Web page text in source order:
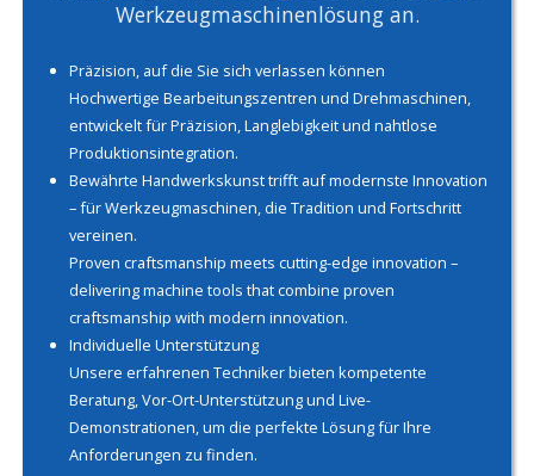
Werkzeugmaschinenlösung an.
Präzision, auf die Sie sich verlassen können
Hochwertige Bearbeitungszentren und Drehmaschinen,
entwickelt für Präzision, Langlebigkeit und nahtlose
Produktionsintegration.
Bewährte Handwerkskunst trifft auf modernste Innovation
– für Werkzeugmaschinen, die Tradition und Fortschritt
vereinen.
Proven craftsmanship meets cutting-edge innovation –
delivering machine tools that combine proven
craftsmanship with modern innovation.
Individuelle Unterstützung
Unsere erfahrenen Techniker bieten kompetente
Beratung, Vor-Ort-Unterstützung und Live-
Demonstrationen, um die perfekte Lösung für Ihre
Anforderungen zu finden.